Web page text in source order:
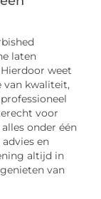
laten
weet
van kwaliteit,
voor
onder één
en
altijd in
van